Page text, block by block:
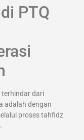
PTQ
dari
adalah dengan
proses tahfidz